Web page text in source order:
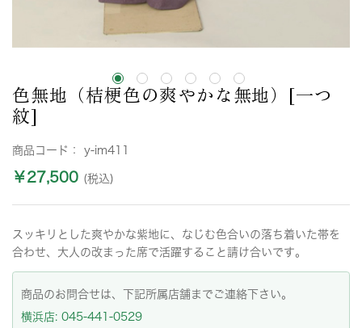
色無地（桔梗色の爽やかな無地）[一つ
紋]
商品コード： y-im411
￥27,500 (税込)
スッキリとした爽やかな紫地に、なじむ色合いの落ち着いた帯を
合わせ、大人の改まった席で活躍すること請け合いです。
商品のお問合せは、下記所属店舗までご連絡下さい。
横浜店: 045-441-0529